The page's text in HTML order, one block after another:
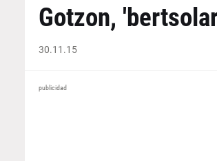
Gotzon,
30.11.15
publicidad